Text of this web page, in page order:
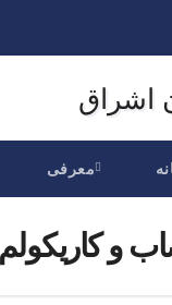
معرفی
و کاریکولم